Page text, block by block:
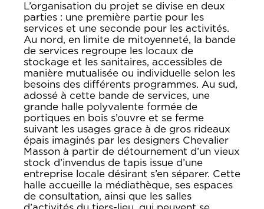
L’organisation du projet se divise en deux
parties : une première partie pour les
services et une seconde pour les activités.
Au nord, en limite de mitoyenneté, la bande
de services regroupe les locaux de
stockage et les sanitaires, accessibles de
manière mutualisée ou individuelle selon les
besoins des différents programmes. Au sud,
adossé à cette bande de services, une
grande halle polyvalente formée de
portiques en bois s’ouvre et se ferme
suivant les usages grace à de gros rideaux
épais imaginés par les designers Chevalier
Masson à partir de détournement d’un vieux
stock d’invendus de tapis issue d’une
entreprise locale désirant s’en séparer. Cette
halle accueille la médiathèque, ses espaces
de consultation, ainsi que les salles